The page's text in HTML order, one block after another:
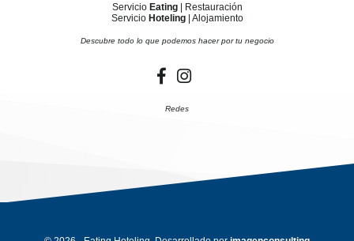
Servicio Eating| Restauración
Servicio Hoteling| Alojamiento
Descubre todo lo que podemos hacer por tu negocio
Redes